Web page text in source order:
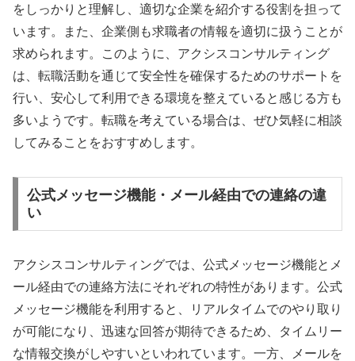
をしっかりと理解し、適切な企業を紹介する役割を担って
います。また、企業側も求職者の情報を適切に扱うことが
求められます。このように、アクシスコンサルティング
は、転職活動を通じて安全性を確保するためのサポートを
行い、安心して利用できる環境を整えていると感じる方も
多いようです。転職を考えている場合は、ぜひ気軽に相談
してみることをおすすめします。
公式メッセージ機能・メール経由での連絡の違
い
アクシスコンサルティングでは、公式メッセージ機能とメ
ール経由での連絡方法にそれぞれの特性があります。公式
メッセージ機能を利用すると、リアルタイムでのやり取り
が可能になり、迅速な回答が期待できるため、タイムリー
な情報交換がしやすいといわれています。一方、メールを